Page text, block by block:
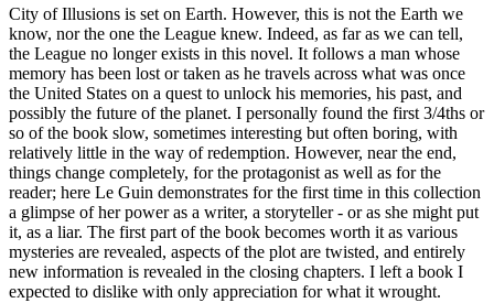
City of Illusions is set on Earth. However, this is not the Earth we
know, nor the one the League knew. Indeed, as far as we can tell,
the League no longer exists in this novel. It follows a man whose
memory has been lost or taken as he travels across what was once
the United States on a quest to unlock his memories, his past, and
possibly the future of the planet. I personally found the first 3/4ths or
so of the book slow, sometimes interesting but often boring, with
relatively little in the way of redemption. However, near the end,
things change completely, for the protagonist as well as for the
reader; here Le Guin demonstrates for the first time in this collection
a glimpse of her power as a writer, a storyteller - or as she might put
it, as a liar. The first part of the book becomes worth it as various
mysteries are revealed, aspects of the plot are twisted, and entirely
new information is revealed in the closing chapters. I left a book I
expected to dislike with only appreciation for what it wrought.